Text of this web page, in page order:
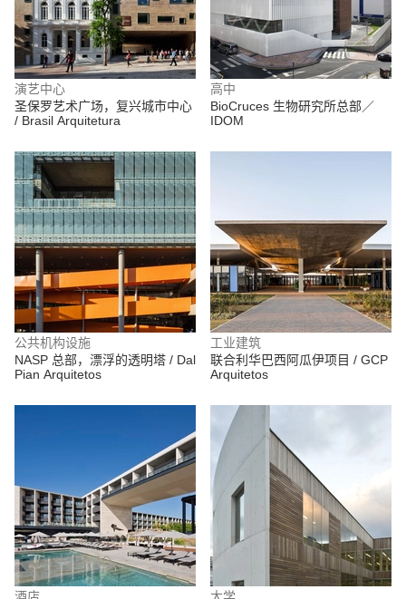
演艺中心
圣保罗艺术广场，复兴城市中心
/ Brasil Arquitetura
高中
BioCruces 生物研究所总部／
IDOM
公共机构设施
NASP 总部，漂浮的透明塔 / Dal
Pian Arquitetos
工业建筑
联合利华巴西阿瓜伊项目 / GCP
Arquitetos